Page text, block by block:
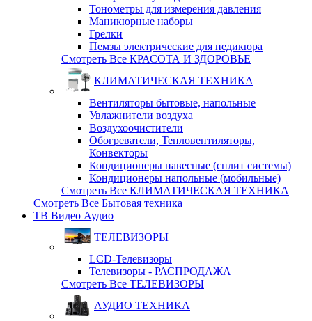
Тонометры для измерения давления
Маникюрные наборы
Грелки
Пемзы электрические для педикюра
Смотреть Все КРАСОТА И ЗДОРОВЬЕ
КЛИМАТИЧЕСКАЯ ТЕХНИКА
Вентиляторы бытовые, напольные
Увлажнители воздуха
Воздухоочистители
Обогреватели, Тепловентиляторы,
Конвекторы
Кондиционеры навесные (сплит системы)
Кондиционеры напольные (мобильные)
Смотреть Все КЛИМАТИЧЕСКАЯ ТЕХНИКА
Смотреть Все Бытовая техника
ТВ Видео Аудио
ТЕЛЕВИЗОРЫ
LCD-Телевизоры
Телевизоры - РАСПРОДАЖА
Смотреть Все ТЕЛЕВИЗОРЫ
АУДИО ТЕХНИКА